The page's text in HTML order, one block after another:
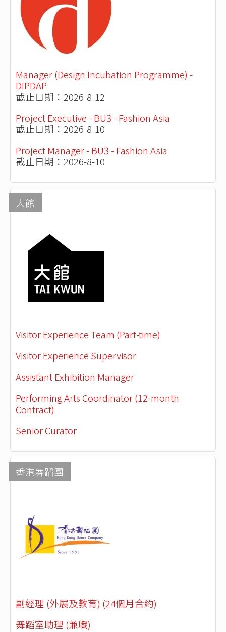
Manager (Design Incubation Programme) -
DIPDAP
截止日期：2026-8-12
Project Executive - BU3 - Fashion Asia
截止日期：2026-8-10
Project Manager - BU3 - Fashion Asia
截止日期：2026-8-10
大館
Visitor Experience Team (Part-time)
Visitor Experience Supervisor
Assistant Exhibition Manager
Performing Arts Coordinator (12-month
Contract)
Senior Curator
香港舞蹈團
副經理 (外展及教育) (24個月合約)
舞蹈室助理 (兼職)